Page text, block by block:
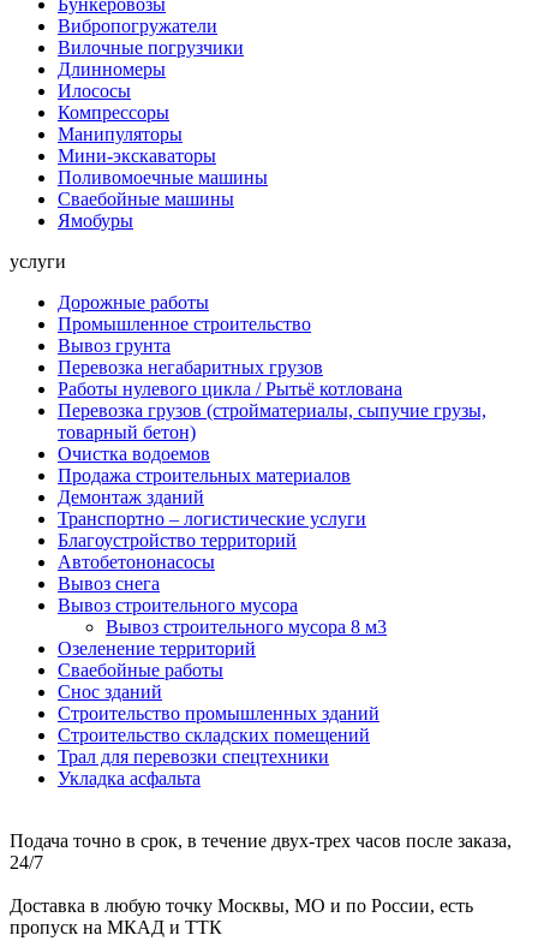
Вибропогружатели
Вилочные погрузчики
Длинномеры
Илососы
Компрессоры
Манипуляторы
Мини-экскаваторы
Поливомоечные машины
Сваебойные машины
Ямобуры
услуги
Дорожные работы
Промышленное строительство
Вывоз грунта
Перевозка негабаритных грузов
Работы нулевого цикла / Рытьё котлована
Перевозка грузов (стройматериалы, сыпучие грузы,
товарный бетон)
Очистка водоемов
Продажа строительных материалов
Демонтаж зданий
Транспортно – логистические услуги
Благоустройство территорий
Автобетононасосы
Вывоз снега
Вывоз строительного мусора
Вывоз строительного мусора 8 м3
Озеленение территорий
Сваебойные работы
Снос зданий
Строительство промышленных зданий
Строительство складских помещений
Трал для перевозки спецтехники
Укладка асфальта
Подача точно в срок, в течение двух-трех часов после заказа,
24/7
Доставка в любую точку Москвы, МО и по России, есть
пропуск на МКАД и ТТК